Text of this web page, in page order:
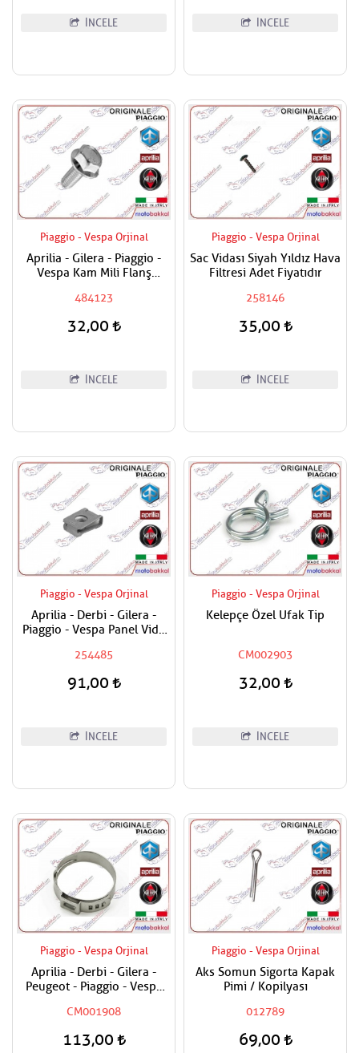
İNCELE İNCELE
Piaggio - Vespa Orjinal
Aprilia - Gilera - Piaggio -
Vespa Kam Mili Flanş
484123
32,00
İNCELE
Piaggio - Vespa Orjinal
Sac Vidası Siyah Yıldız Hava
Filtresi Adet Fiyatıdır
258146
35,00
İNCELE
Piaggio - Vespa Orjinal
Aprilia - Derbi - Gilera -
Piaggio - Vespa Panel Vida
254485
91,00
İNCELE
Piaggio - Vespa Orjinal
Kelepçe Özel Ufak Tip
CM002903
32,00
İNCELE
Piaggio - Vespa Orjinal
Aprilia - Derbi - Gilera -
Peugeot - Piaggio - Vespa
Kelepçesi
CM001908
113,00
Piaggio - Vespa Orjinal
Aks Somun Sigorta Kapak
Pimi / Kopilyası
012789
69,00